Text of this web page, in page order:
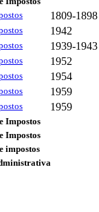
1809-1898
1942
1939-1943
1952
1954
1959
1959
Impostos
Impostos
impostos